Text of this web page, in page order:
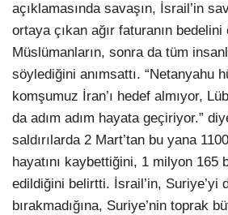
açıklamasında savaşın, İsrail’in
ortaya çıkan ağır faturanın bedelini
Müslümanların, sonra da tüm
söylediğini anımsattı. “Netanyahu
komşumuz İran’ı hedef almıyor,
da adım adım hayata geçiriyor.”
saldırılarda 2 Mart’tan bu yana
hayatını kaybettiğini, 1 milyon 165
edildiğini belirtti. İsrail’in, Suriye’yi
bırakmadığına, Suriye’nin toprak